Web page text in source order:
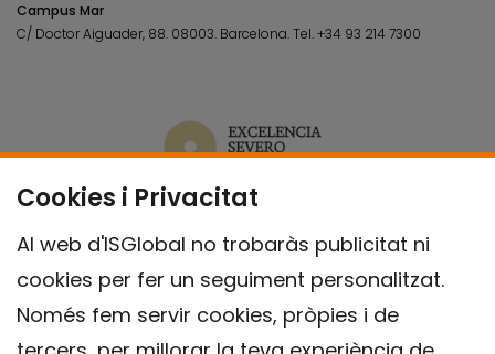
Cookies i Privacitat
Al web d'ISGlobal no trobaràs publicitat ni
cookies per fer un seguiment personalitzat.
Només fem servir cookies, pròpies i de
Campus Mar
C/ Doctor Aiguader, 88. 08003. Barcelona.Tel.+34 93 214 7300